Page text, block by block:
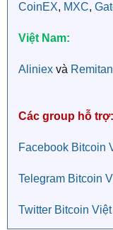
CoinEX, MXC,
Việt Nam:
Aliniex và
Các group hỗ trợ:
Facebook Bitcoin
Telegram Bitcoin
Twitter Bitcoin